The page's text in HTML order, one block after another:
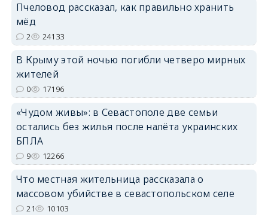
erid: 2SDnjdvhGXG
Пчеловод рассказал, как правильно хранить
мёд
2 24133
В Крыму этой ночью погибли четверо мирных
жителей
0 17196
«Чудом живы»: в Севастополе две семьи
остались без жилья после налёта украинских
БПЛА
9 12266
Что местная жительница рассказала о
массовом убийстве в севастопольском селе
21 10103